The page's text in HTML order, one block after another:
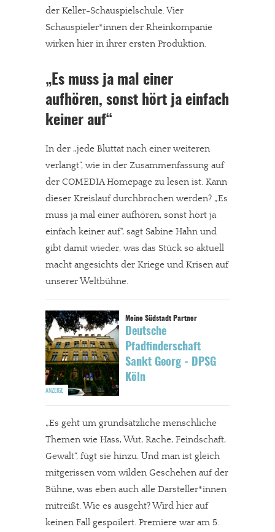
der Keller-Schauspielschule. Vier
Schauspieler*innen der Rheinkompanie
wirken hier in ihrer ersten Produktion.
„Es muss ja mal einer
aufhören, sonst hört ja einfach
keiner auf“
In der „jede Bluttat nach einer weiteren
verlangt“, wie in der Zusammenfassung auf
der COMEDIA Homepage zu lesen ist. Kann
dieser Kreislauf durchbrochen werden? „Es
muss ja mal einer aufhören, sonst hört ja
einfach keiner auf“, sagt Sabine Hahn und
gibt damit wieder, was das Stück so aktuell
macht angesichts der Kriege und Krisen auf
unserer Weltbühne.
Deutsche
Pfadfinderschaft
Sankt Georg - DPSG
Köln
„Es geht um grundsätzliche menschliche
Themen wie Hass, Wut, Rache, Feindschaft,
Gewalt“, fügt sie hinzu. Und man ist gleich
mitgerissen vom wilden Geschehen auf der
Bühne, was eben auch alle Darsteller*innen
mitreißt. Wie es ausgeht? Wird hier auf
keinen Fall gespoilert. Premiere war am 5.